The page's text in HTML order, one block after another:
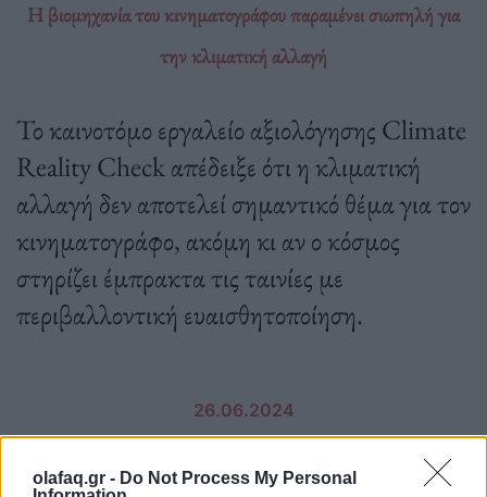
olafaq.gr - Do Not Process My Personal
Η βιομηχανία του κινηματογράφου παραμένει σιωπηλή για
την κλιματική αλλαγή
Το καινοτόμο εργαλείο αξιολόγησης Climate
Reality Check απέδειξε ότι η κλιματική
αλλαγή δεν αποτελεί σημαντικό θέμα για τον
κινηματογράφο, ακόμη κι αν ο κόσμος
στηρίζει έμπρακτα τις ταινίες με
περιβαλλοντική ευαισθητοποίηση.
26.06.2024